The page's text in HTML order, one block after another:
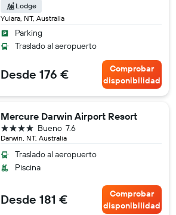
Yulara, NT, Australia
Lodge
Parking
Traslado al aeropuerto
Desde 176 €
Comprobar
disponibilidad
Mercure Darwin Airport Resort
Darwin, NT, Australia
7.6
Bueno
4 estrellas
Traslado al aeropuerto
Piscina
Desde 181 €
Comprobar
disponibilidad